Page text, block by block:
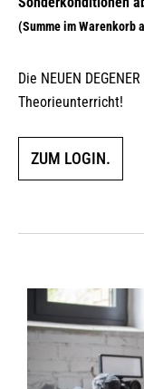
Die NEUEN
Theorieunterricht!
ZUM LOGIN.